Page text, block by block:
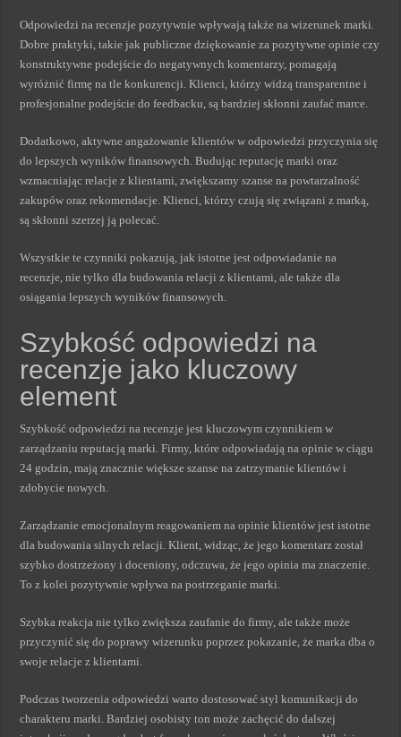
Odpowiedzi na recenzje pozytywnie wpływają także na wizerunek marki.
Dobre praktyki, takie jak publiczne dziękowanie za pozytywne opinie czy
konstruktywne podejście do negatywnych komentarzy, pomagają
wyróżnić firmę na tle konkurencji. Klienci, którzy widzą transparentne i
profesjonalne podejście do feedbacku, są bardziej skłonni zaufać marce.
Dodatkowo, aktywne angażowanie klientów w odpowiedzi przyczynia się
do lepszych wyników finansowych. Budując reputację marki oraz
wzmacniając relacje z klientami, zwiększamy szanse na powtarzalność
zakupów oraz rekomendacje. Klienci, którzy czują się związani z marką,
są skłonni szerzej ją polecać.
Wszystkie te czynniki pokazują, jak istotne jest odpowiadanie na
recenzje, nie tylko dla budowania relacji z klientami, ale także dla
osiągania lepszych wyników finansowych.
Szybkość odpowiedzi na
recenzje jako kluczowy
element
Szybkość odpowiedzi na recenzje jest kluczowym czynnikiem w
zarządzaniu reputacją marki. Firmy, które odpowiadają na opinie w ciągu
24 godzin, mają znacznie większe szanse na zatrzymanie klientów i
zdobycie nowych.
Zarządzanie emocjonalnym reagowaniem na opinie klientów jest istotne
dla budowania silnych relacji. Klient, widząc, że jego komentarz został
szybko dostrzeżony i doceniony, odczuwa, że jego opinia ma znaczenie.
To z kolei pozytywnie wpływa na postrzeganie marki.
Szybka reakcja nie tylko zwiększa zaufanie do firmy, ale także może
przyczynić się do poprawy wizerunku poprzez pokazanie, że marka dba o
swoje relacje z klientami.
Podczas tworzenia odpowiedzi warto dostosować styl komunikacji do
charakteru marki. Bardziej osobisty ton może zachęcić do dalszej